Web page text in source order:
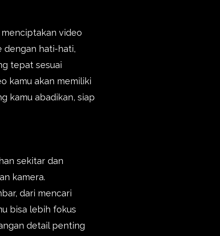
video
dengan hati-hati,
tepat sesuai
kamu akan memiliki
kamu abadikan, siap
sekitar dan
kamera.
dari mencari
bisa lebih fokus
detail penting